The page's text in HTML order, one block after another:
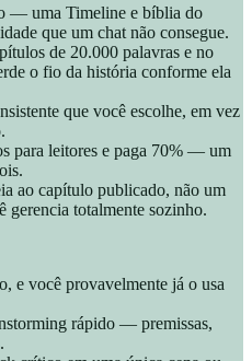
— uma Timeline e bíblia do
que um chat não consegue.
de 20.000 palavras e no
o fio da história conforme ela
que você escolhe, em vez
para leitores e paga 70% — um
ao capítulo publicado, não um
gerencia totalmente sozinho.
e você provavelmente já o usa
rápido — premissas,